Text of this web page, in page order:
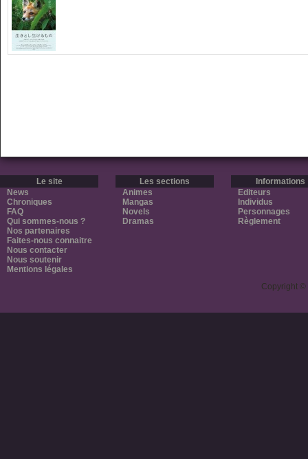
Le site
News
Chroniques
FAQ
Qui sommes-nous ?
Nos partenaires
Faites-nous connaitre
Nous contacter
Nous soutenir
Mentions légales
Les sections
Animes
Mangas
Novels
Dramas
Informations
Editeurs
Individus
Personnages
Règlement
Copyright ©